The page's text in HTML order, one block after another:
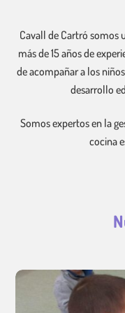
Cavall de Cartró somos
más de 15 años de
de acompañar a los
desarrollo
Somos expertos en la
cocina